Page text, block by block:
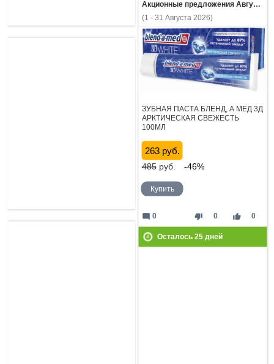
Акционные предложения Августа
(1 - 31 Августа 2026)
ЗУБНАЯ ПАСТА БЛЕНД, А МЕД 3Д
АРКТИЧЕСКАЯ СВЕЖЕСТЬ
100МЛ
263 руб.
485руб. -46%
Купить
thumb_down 0 thumb_up 0
mode_comment 0
Осталось 25дней